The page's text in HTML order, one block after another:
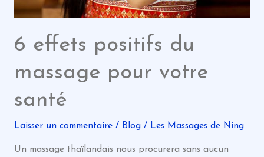
6 effets positifs du
massage pour votre
santé
Laisser un commentaire / Blog/ Les Massages de Ning
Un massage thaïlandais nous procurera sans aucun